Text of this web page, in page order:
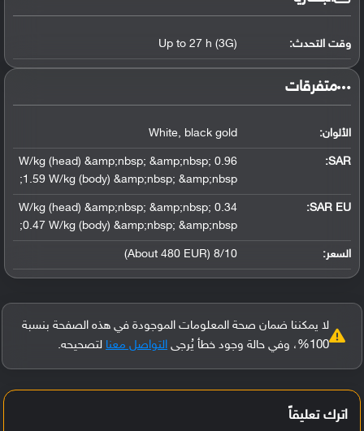
وقت التحدث: Up to 27 h (3G)
‏متفرقات‏
الألوان: White, black gold
SAR
:
0.96 W/kg (head) &amp;nbsp; &amp;nbsp;
1.59 W/kg (body) &amp;nbsp; &amp;nbsp;
SAR EU:
0.34 W/kg (head) &amp;nbsp; &amp;nbsp;
0.47 W/kg (body) &amp;nbsp; &amp;nbsp;
السعر: 8/10 (About 480 EUR)
لا يمكننا ضمان صحة المعلومات الموجودة في هذه الصفحة بنسبة
100%، وفي حالة وجود خطأ يُرجى
التواصل معنا لتصحيحه.
اترك تعليقاً